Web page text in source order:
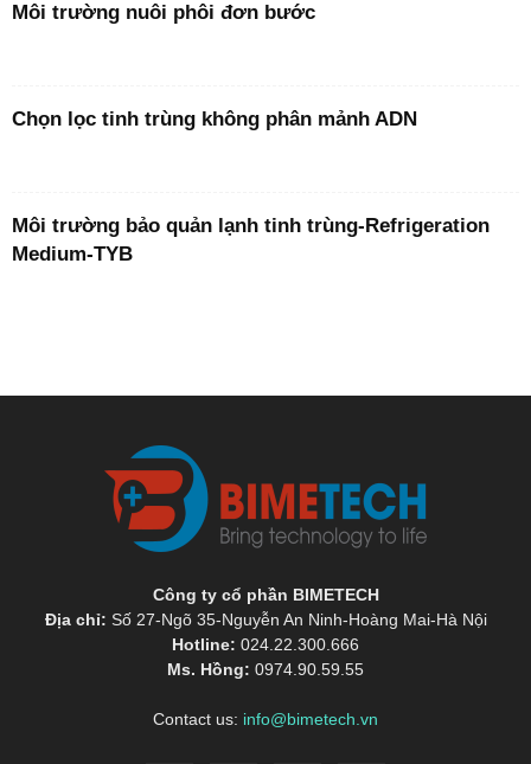
Môi trường nuôi phôi đơn bước
Chọn lọc tinh trùng không phân mảnh ADN
Môi trường bảo quản lạnh tinh trùng-Refrigeration
Medium-TYB
Công ty cổ phần BIMETECH
Địa chỉ: Số 27-Ngõ 35-Nguyễn An Ninh-Hoàng Mai-Hà Nội
Hotline: 024.22.300.666
Ms. Hồng: 0974.90.59.55
Contact us: info@bimetech.vn